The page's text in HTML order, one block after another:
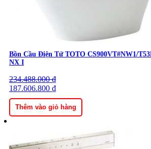
Bồn Cầu Điện Tử TOTO CS900VT#NW1/
NX I
234.488.000₫
Giá
gốc
là:
234.488.000 ₫.
187.606.800 ₫
Giá
hiện
tại
là:
187.606.800 ₫.
Thêm vào giỏ hàng